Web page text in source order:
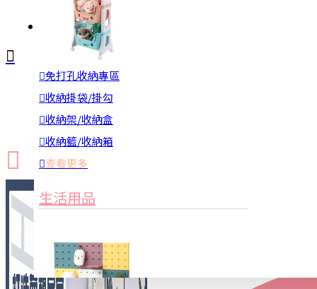
免打孔收納專區
收納掛袋/掛勾
收納架/收納盒
收納籃/收納箱
查看更多
生活用品
新品上市